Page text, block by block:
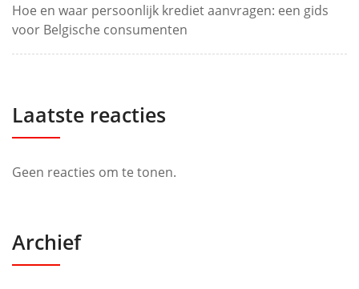
Hoe en waar persoonlijk krediet aanvragen: een gids
voor Belgische consumenten
Laatste reacties
Geen reacties om te tonen.
Archief